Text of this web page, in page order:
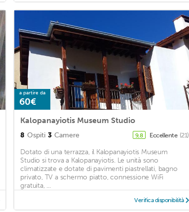
a partire da
60€
Kalopanayiotis Museum Studio
8 Ospiti 3 Camere 9,8 Eccellente (21)
Dotato di una terrazza, il Kalopanayiotis Museum
Studio si trova a Kalopanayiotis. Le unità sono
climatizzate e dotate di pavimenti piastrellati, bagno
privato, TV a schermo piatto, connessione WiFi
gratuita, ...
Verifica disponibilità